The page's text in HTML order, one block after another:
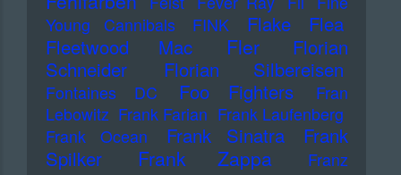
Young Cannibals
FINK Flake
Flea
Fleetwood Mac
Fler
Florian
Schneider
Florian Silbereisen
Fontaines DC Foo Fighters
Fran
Lebowitz Frank Farian Frank Laufenberg
Frank Ocean
Frank Sinatra
Frank
Spilker
Frank Zappa
Franz